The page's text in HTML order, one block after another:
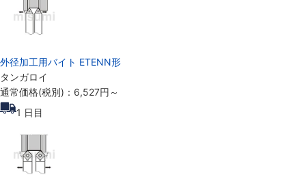
外径加工用バイト ETENN形
タンガロイ
通常価格(税別)： 6,527円 ～
1 日目